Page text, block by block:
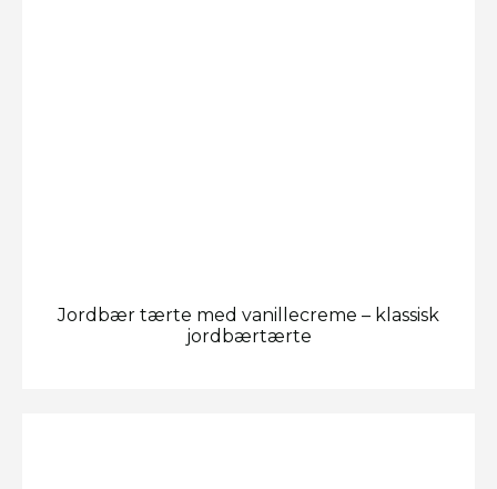
Jordbær tærte med vanillecreme – klassisk
jordbærtærte